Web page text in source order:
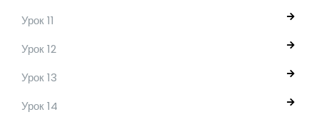
Урок 11
Урок 12
Урок 13
Урок 14